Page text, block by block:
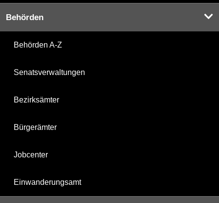
Behörden
Behörden A-Z
Senatsverwaltungen
Bezirksämter
Bürgerämter
Jobcenter
Einwanderungsamt